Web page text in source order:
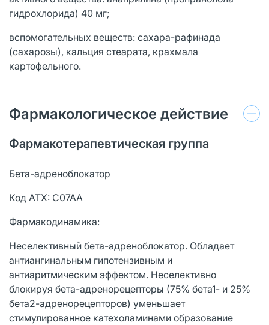
гидрохлорида) 40 мг;
вспомогательных веществ: сахара-рафинада
(сахарозы), кальция стеарата, крахмала
картофельного.
Фармакологическое действие
Фармакотерапевтическая группа
Бета-адреноблокатор
Код АТХ: C07AA
Фармакодинамика:
Неселективный бета-адреноблокатор. Обладает
антиангинальным гипотензивным и
антиаритмическим эффектом. Неселективно
блокируя бета-адренорецепторы (75% бета1- и 25%
бета2-адренорецепторов) уменьшает
стимулированное катехоламинами образование